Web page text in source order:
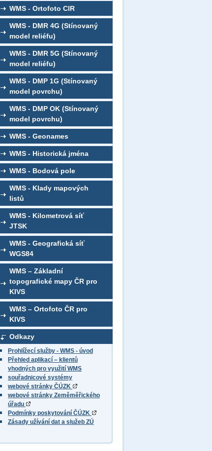
WMS - Ortofoto CIR
WMS - DMR 4G (Stínovaný
model reliéfu)
WMS - DMR 5G (Stínovaný
model reliéfu)
WMS - DMP 1G (Stínovaný
model povrchu)
WMS - DMP OK (Stínovaný
model povrchu)
WMS - Geonames
WMS - Historická jména
WMS - Bodová pole
WMS - Klady mapových
listů
WMS - Kilometrová síť
JTSK
WMS - Geografická síť
WGS84
WMS – Základní
topografické mapy ČR pro
KIVS
WMS – Ortofoto ČR pro
KIVS
Odkazy
Prohlížecí služby - WMS - úvod
Přehled aplikací – klientů
vhodných pro využití WMS
souřadnicové systémy
webové stránky ČÚZK
webové stránky Zeměměřického
úřadu
Podmínky poskytování ČÚZK
Zásady užívání dat a služeb ZÚ